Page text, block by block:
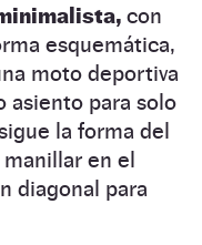
con
esquemática,
moto deportiva
asiento para solo
la forma del
en el
diagonal para